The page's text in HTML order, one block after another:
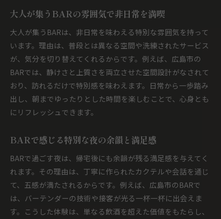
大人が集うBARの雰囲気で非日常を満喫
大人が集うBARは、非日常を味わえる特別な雰囲気を持って
います。理由は、普段とは異なる空間や洗練されたサービス
が、気分を切り替えてくれるからです。例えば、広島市の
BARでは、静けさと上質さを両立させた空間設計がなされて
おり、訪れるだけで特別感を味わえます。日常から一歩踏み
出し、朝までゆったりとした時間を楽しむことで、心身とも
にリフレッシュできます。
BARで感じる特別な夜の余韻と満足感
BARで過ごす夜は、帰宅後にも余韻が残る満足感を与えてく
れます。その理由は、丁寧に作られたカクテルや会話を通じ
て、五感が満たされるからです。例えば、広島市のBARで
は、バーテンダーの技術や接客が光る一杯一杯に出会えま
す。こうした体験は、単なる飲酒を超えた価値をもたらし、